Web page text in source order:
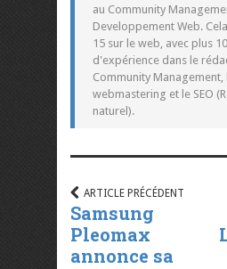
au Community
Developpement Web.
15 sur le web, avec plus
d'expérience dans le
Community Management,
webmastering et le SEO
naturel).
ARTICLE PRÉCÉDENT
Samsung
Pleomax
annonce sa